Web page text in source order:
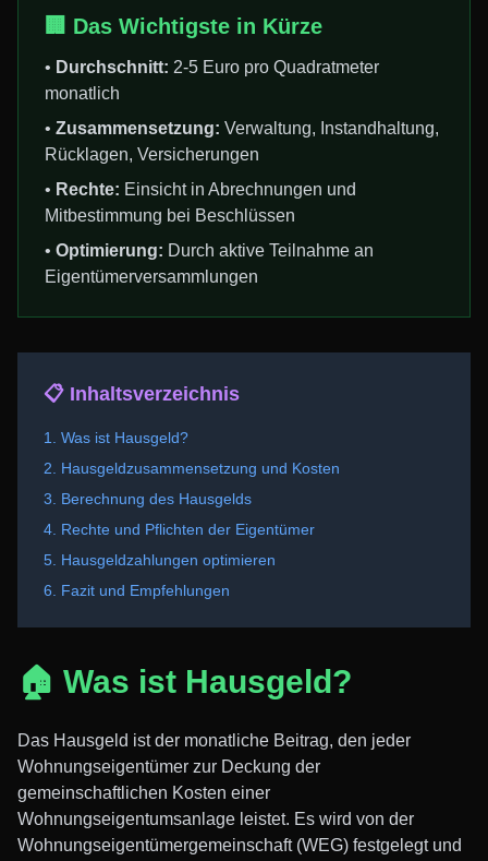
🏢 Das Wichtigste in Kürze
• Durchschnitt: 2-5 Euro pro Quadratmeter
monatlich
• Zusammensetzung: Verwaltung, Instandhaltung,
Rücklagen, Versicherungen
• Rechte: Einsicht in Abrechnungen und
Mitbestimmung bei Beschlüssen
• Optimierung: Durch aktive Teilnahme an
Eigentümerversammlungen
📋 Inhaltsverzeichnis
1. Was ist Hausgeld?
2. Hausgeldzusammensetzung und Kosten
3. Berechnung des Hausgelds
4. Rechte und Pflichten der Eigentümer
5. Hausgeldzahlungen optimieren
6. Fazit und Empfehlungen
🏠 Was ist Hausgeld?
Das Hausgeld ist der monatliche Beitrag, den jeder
Wohnungseigentümer zur Deckung der
gemeinschaftlichen Kosten einer
Wohnungseigentumsanlage leistet. Es wird von der
Wohnungseigentümergemeinschaft (WEG) festgelegt und